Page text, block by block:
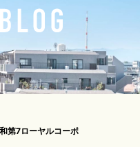
第7ローヤルコーポ